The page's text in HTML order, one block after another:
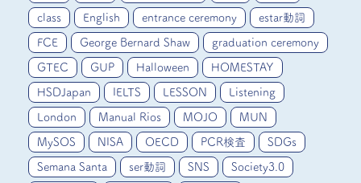
class English entrance ceremony estar動詞
FCE George Bernard Shaw graduation ceremony
GTEC GUP Halloween HOMESTAY
HSDJapan IELTS LESSON Listening
London Manual Rios MOJO MUN
MySOS NISA OECD PCR検査 SDGs
Semana Santa ser動詞 SNS Society3.0